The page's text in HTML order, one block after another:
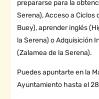
prepararse para la
Serena), Acceso a Ciclos
Buey), aprender inglés
la Serena) o Adquisición
(Zalamea de la Serena).
Puedes apuntarte en la
Ayuntamiento hasta el